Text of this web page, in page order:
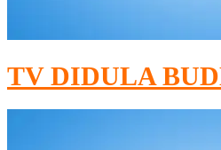
TV DIDULA